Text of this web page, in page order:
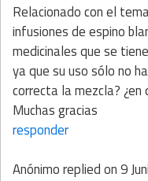
Relacionado con el
infusiones de espino
medicinales que se
ya que su uso sólo no
correcta la mezcla?
Muchas gracias
responder
Anónimoreplied on9